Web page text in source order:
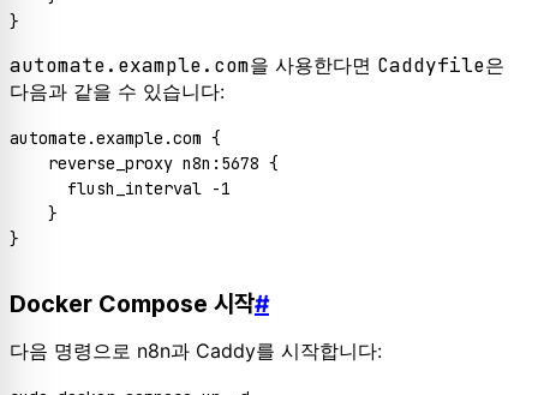
automate.example.com을 사용한다면 Caddyfile은
다음과 같을 수 있습니다:
automate.example.com {
    reverse_proxy n8n:5678 {
      flush_interval -1
    }
Docker Compose 시작#
다음 명령으로 n8n과 Caddy를 시작합니다: